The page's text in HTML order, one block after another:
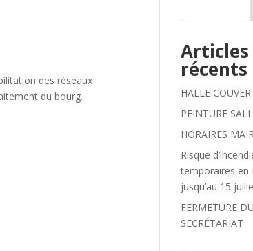
des réseaux
du bourg.
Articles
récents
HALLE
PEINTURE
HORAIRES
Risque
temporaires en
jusqu’au 15
FERMETURE DU
SECRÉTARIAT